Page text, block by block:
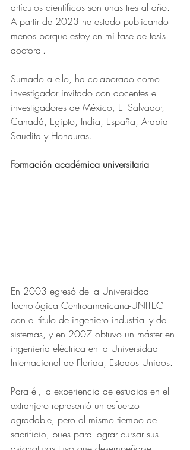
artículos científicos son unas tres al año.
A partir de 2023 he estado publicando
menos porque estoy en mi fase de tesis
doctoral.
Sumado a ello, ha colaborado como
investigador invitado con docentes e
investigadores de México, El Salvador,
Canadá, Egipto, India, España, Arabia
Saudita y Honduras.
Formación académica universitaria
En 2003 egresó de la Universidad
Tecnológica Centroamericana-UNITEC
con el título de ingeniero industrial y de
sistemas, y en 2007 obtuvo un máster en
ingeniería eléctrica en la Universidad
Internacional de Florida, Estados Unidos.
Para él, la experiencia de estudios en el
extranjero representó un esfuerzo
agradable, pero al mismo tiempo de
sacrificio, pues para lograr cursar sus